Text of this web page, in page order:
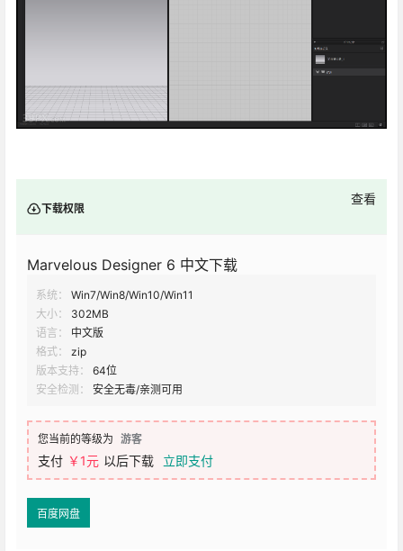
下载权限
查看
Marvelous Designer 6 中文下载
系统：
Win7/Win8/Win10/Win11
大小：
302MB
语言：
中文版
格式：
zip
版本支持：
64位
安全检测：
安全无毒/亲测可用
您当前的等级为 游客
支付 ￥1元 以后下载 立即支付
百度网盘